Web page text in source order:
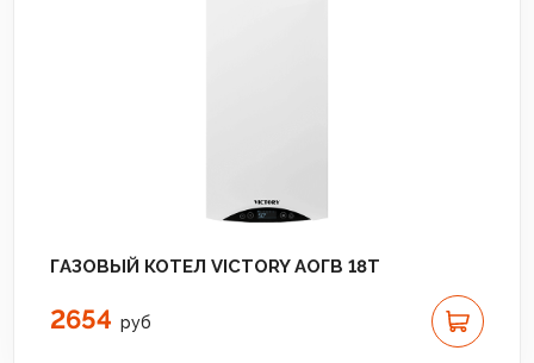
ГАЗОВЫЙ КОТЕЛ VICTORY АОГВ 18T
2654 руб